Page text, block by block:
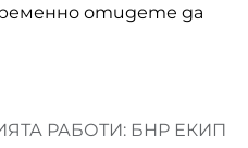
отидете да
РАБОТИ: БНР ЕКИП